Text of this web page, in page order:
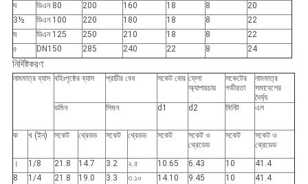
ঘ
ডিএন 80 200 160 18 8
20
3½
ডিএন 100 220 180 18 8
22
ঘ
ডিএন 125 250 210 18 8
22
৫
DN150 285 240 22 8 24
নির্দিষ্টকরণ:
নামমাত্র ব্যাস বহিঃপৃষ্ঠের ব্যাস প্রাচীর বেধ সকেট বোর ফ্লো
অ্যাপারচার
সকেটের
গভীরতা
নামমাত্র
সমাবেশের
দৈর্ঘ্য
ডমিন
সিমন d1 d2 মিনিট এল
ক খ (ইন) সকেট থ্রেডড সকেট থ্রেডড সকেট
সকেট ও
থ্রেডেড
সকেট
সকেট ও
থ্রেডেড
।
1/8 21.8 14.7 3.2 ২.৫ 10.65 6.43 10
41.4
8
1/4 21.8 19.0 3.3 ৩.১০ 14.10 9.45 10
41.4